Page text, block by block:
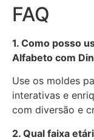
FAQ
1. Como posso
Alfabeto com
Use os moldes
interativas e
com diversão e
2. Qual faixa